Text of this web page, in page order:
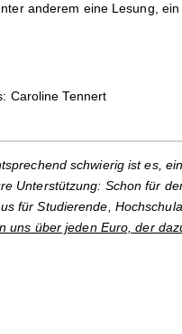
anderem eine Lesung,
Caroline Tennert
schwierig ist es,
Unterstützung: Schon für
für Studierende,
uns über jeden Euro, der